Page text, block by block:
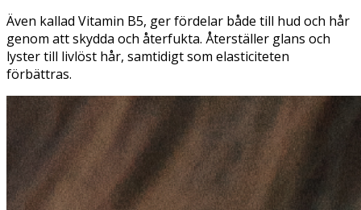
Även kallad Vitamin B5, ger fördelar både till hud och hår
genom att skydda och återfukta. Återställer glans och
lyster till livlöst hår, samtidigt som elasticiteten
förbättras.